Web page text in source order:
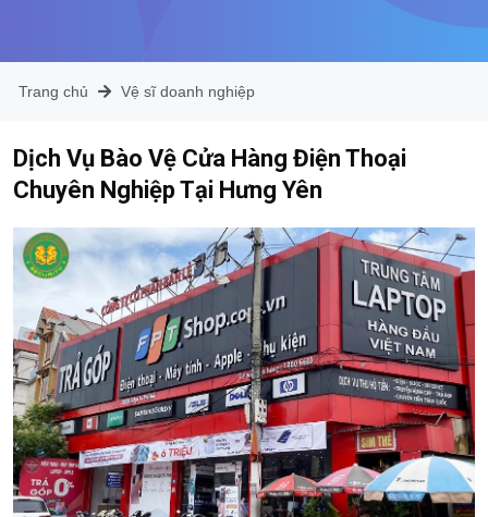
Trang chủ Vệ sĩ doanh nghiệp
Dịch Vụ Bào Vệ Cửa Hàng Điện Thoại
Chuyên Nghiệp Tại Hưng Yên